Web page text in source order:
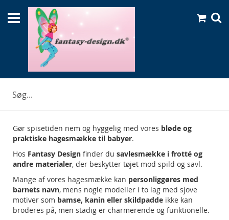
to
Content
Min
Hagesmække i frotté med navn
Gør spisetiden nem og hyggelig med vores bløde og
praktiske hagesmække til babyer.
Hos Fantasy Design finder du savlesmække i frotté og
andre materialer, der beskytter tøjet mod spild og savl.
Mange af vores hagesmække kan personliggøres med
barnets navn, mens nogle modeller i to lag med sjove
motiver som bamse, kanin eller skildpadde ikke kan
broderes på, men stadig er charmerende og funktionelle.